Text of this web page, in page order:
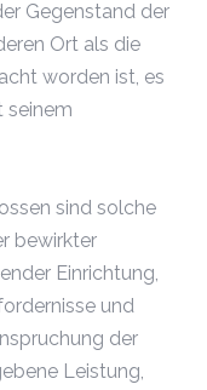
Gegenstand der
Ort als die
worden ist, es
seinem
sind solche
bewirkter
Einrichtung,
und
der
Leistung,